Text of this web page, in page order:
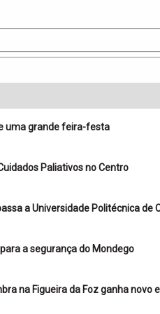
uma grande feira-festa
Paliativos no Centro
a Universidade Politécnica de
a segurança do Mondego
na Figueira da Foz ganha novo